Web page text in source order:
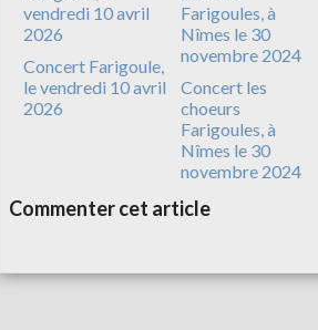
Concert Farigoule,
le vendredi 10 avril
2026
Concert les
choeurs
Farigoules, à
Nîmes le 30
novembre 2024
Commenter cet article